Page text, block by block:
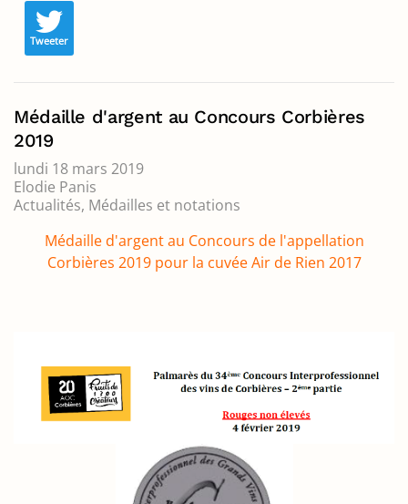
Tweeter
Médaille d'argent au Concours Corbières
2019
lundi 18 mars 2019
Elodie Panis
Actualités Médailles et notations
Médaille d'argent au Concours de l'appellation
Corbières 2019 pour la cuvée Air de Rien 2017